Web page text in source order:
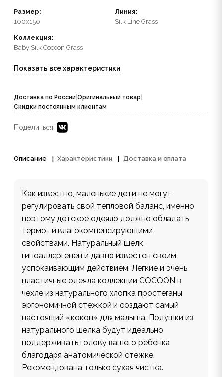
Размер:
100x150
Линия:
Silk Line Grass
Коллекция:
Baby Silk Cocoon Grass
Показать все характеристики
Доставка по России Оригинальный товар
Скидки постоянным клиентам
Поделиться:
Описание Характеристики Доставка и оплата
Как известно, маленькие дети не могут
регулировать свой тепловой баланс, именно
поэтому детское одеяло должно обладать
термо- и влагокомпенсирующими
свойствами. Натуральный шелк
гипоаллергенен и давно известен своим
успокаивающим действием. Легкие и очень
пластичные одеяла коллекции COCOON в
чехле из натурального хлопка простеганы
эргономичной стежкой и создают самый
настоящий «кокон» для малыша. Подушки из
натурального шелка будут идеально
поддерживать голову вашего ребенка
благодаря анатомической стежке.
Рекомендована только сухая чистка.